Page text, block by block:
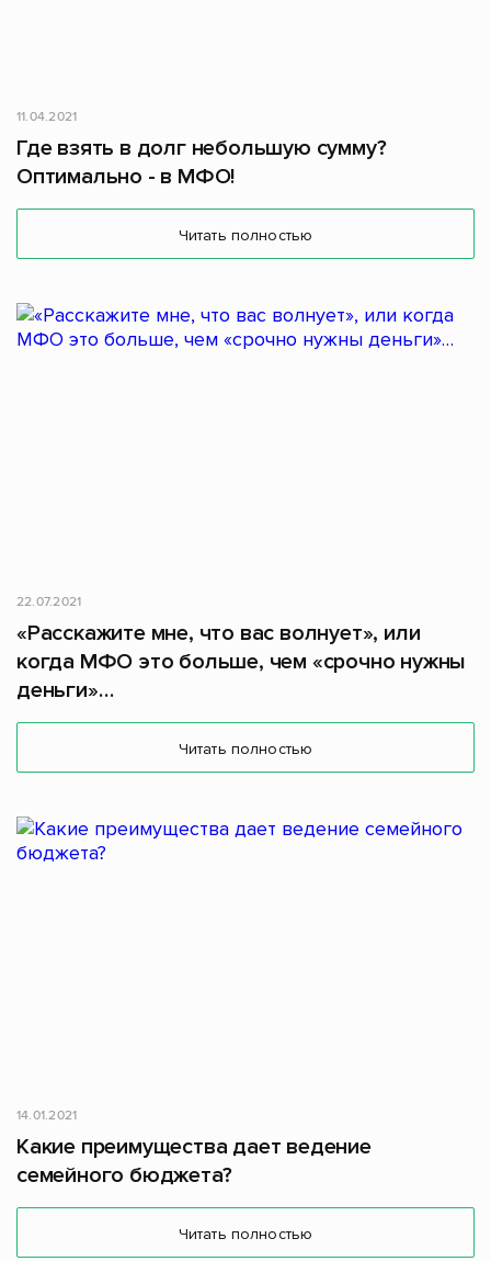
11.04.2021
Где взять в долг небольшую сумму?
Оптимально - в МФО!
Читать полностью
22.07.2021
«Расскажите мне, что вас волнует», или
когда МФО это больше, чем «срочно нужны
деньги»…
Читать полностью
14.01.2021
Какие преимущества дает ведение
семейного бюджета?
Читать полностью